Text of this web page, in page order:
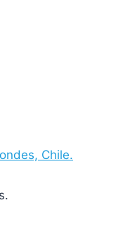
Chile.